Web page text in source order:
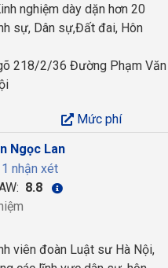
nghiệm dày dặn hơn 20
sự, Dân sự,Đất đai, Hôn
218/2/36 Đường Phạm Văn
Mức phí
Ngọc Lan
1 nhận xét
8.8
viên đoàn Luật sư Hà Nội,